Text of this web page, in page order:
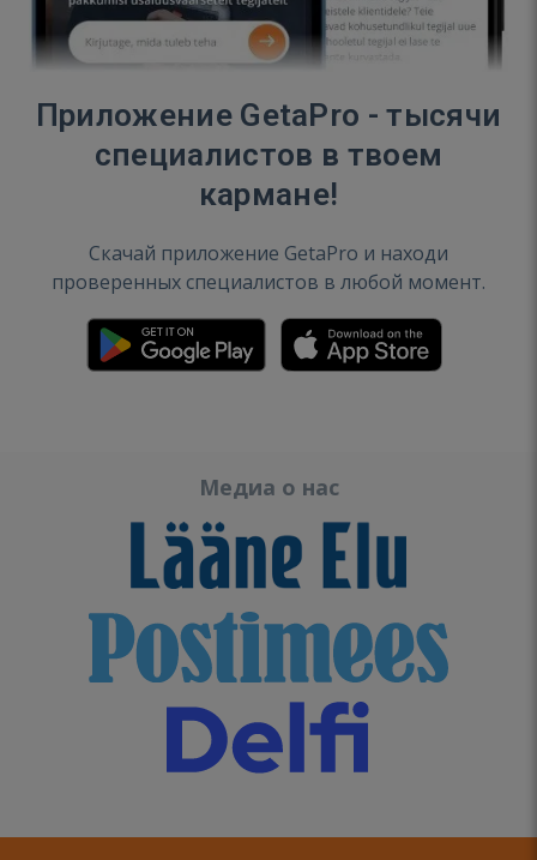
Приложение GetaPro - тысячи
специалистов в твоем
кармане!
Скачай приложение GetaPro и находи
проверенных специалистов в любой момент.
Медиа о нас